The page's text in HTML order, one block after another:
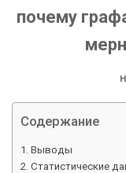
почему
Содержание
Выводы
Статистические